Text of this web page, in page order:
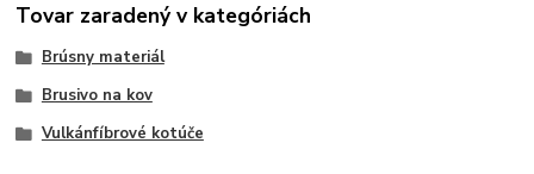
Tovar zaradený v kategóriách
Brúsny materiál
Brusivo na kov
Vulkánfíbrové kotúče